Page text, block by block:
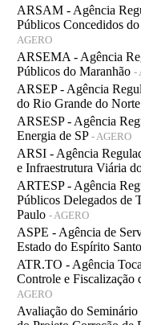
ARSAM - Agência
Públicos Concedidos
AGERO
ARSEMA - Agência
Públicos do Maranhão -
ARSEP - Agência
do Rio Grande do Norte
ARSESP - Agência
Energia de SP - AGERO
ARSI - Agência
e Infraestrutura Viária
ARTESP - Agência
Públicos Delegados de
Paulo - AGERO
ASPE - Agência de
Estado do Espírito Santo
ATR.TO - Agência
Controle e Fiscalização
AGERO
Avaliação do